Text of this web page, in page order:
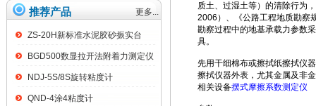
推荐产品 更多...
ZS-20H新标准水泥胶砂振实台
BGD500数显拉开法附着力测定仪
NDJ-5S/8S旋转粘度计
QND-4涂4粘度计
质土、过湿土等）的清除行为
2006）、《公路工程地质勘察
勘察过程中的地基承载力参数
具。
先用干细棉布或擦拭纸擦拭仪
擦拭仪器外表，尤其金属及非
相关设备摆式摩擦系数测定仪